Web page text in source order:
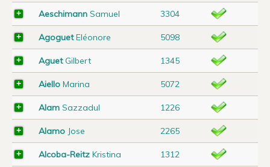
Aeschimann Samuel 3304
AgoguetEléonore 5098
AguetGilbert 1345
Aiello Marina 5072
Alam Sazzadul 1226
Alamo Jose 2265
Alcoba-Reitz Kristina 1312